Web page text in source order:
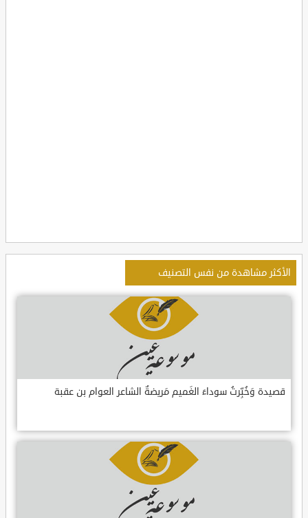
الأكثر مشاهدة من نفس التصنيف
قصيدة وَخُبِّرتُ سوداءَ الغَميم مَريضةٌ الشاعر العوام بن عقبة